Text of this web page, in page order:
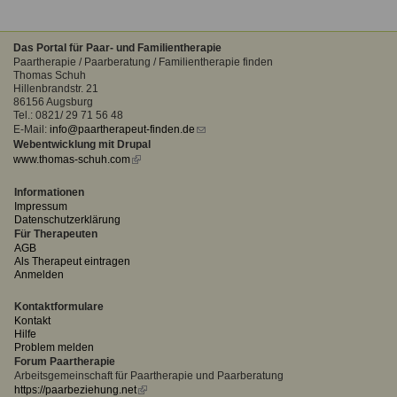
Das Portal für Paar- und Familientherapie
Paartherapie / Paarberatung / Familientherapie finden
Thomas Schuh
Hillenbrandstr. 21
86156 Augsburg
Tel.: 0821/ 29 71 56 48
E-Mail: info@paartherapeut-finden.de (link
Webentwicklung mit Drupal
www.thomas-schuh.com(link
Informationen
Impressum
Datenschutzerklärung
Für Therapeuten
AGB
Als Therapeut eintragen
Anmelden
Kontaktformulare
Kontakt
Hilfe
Problem melden
Forum Paartherapie
Arbeitsgemeinschaft für Paartherapie und Paarberatung
https://paarbeziehung.net(link